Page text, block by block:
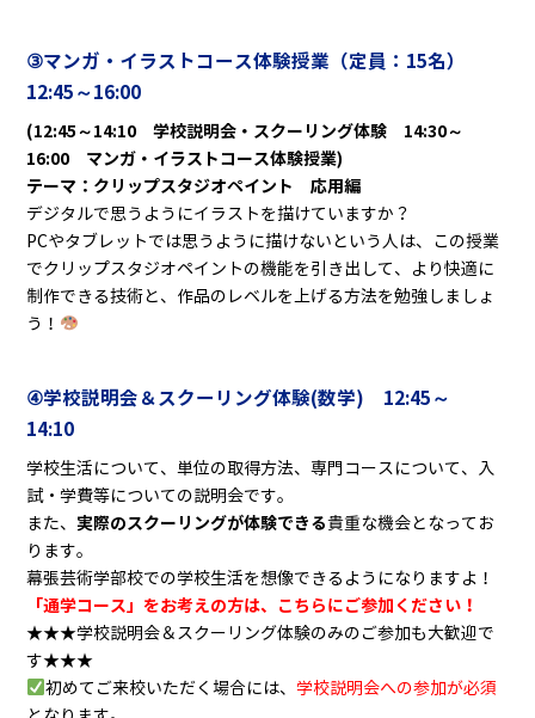
③マンガ・イラストコース体験授業（定員：15名）
12:45～16:00
(12:45～14:10 学校説明会・スクーリング体験 14:30～
16:00 マンガ・イラストコース体験授業)
テーマ：クリップスタジオペイント 応用編
デジタルで思うようにイラストを描けていますか？
PCやタブレットでは思うように描けないという人は、この授業
でクリップスタジオペイントの機能を引き出して、より快適に
制作できる技術と、作品のレベルを上げる方法を勉強しましょ
う！
④学校説明会＆スクーリング体験(数学) 12:45 ～
14:10
学校生活について、単位の取得方法、専門コースについて、入
試・学費等についての説明会です。
また、実際のスクーリングが体験できる貴重な機会となってお
ります。
幕張芸術学部校での学校生活を想像できるようになりますよ！
「通学コース」をお考えの方は、こちらにご参加ください！
★★★学校説明会＆スクーリング体験のみのご参加も大歓迎で
す★★★
初めてご来校いただく場合には、学校説明会への参加が必須